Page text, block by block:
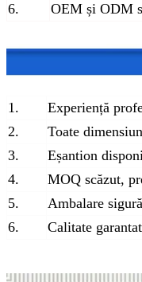
6.
OEM și ODM
1.
Experiență
2.
Toate
3.
Eșantion
4.
MOQ scăzut,
5.
Ambalare
6.
Calitate